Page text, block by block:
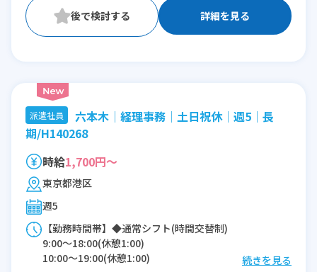
詳細を見る
派遣社員
六本木│経理事務│土日祝休│週5│長
期/H140268
時給1,700円～
東京都港区
週5
【勤務時間帯】◆通常シフト(時間交替制)
9:00〜18:00(休憩1:00)
10:00〜19:00(休憩1:00)
続きを見る